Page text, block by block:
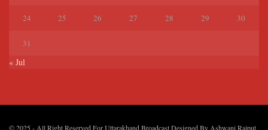
24 25 26 27 28 29 30
31
« Jul
© 2025 - All Right Reserved For Uttarakhand Broadcast Designed By Ashwani Rajput.